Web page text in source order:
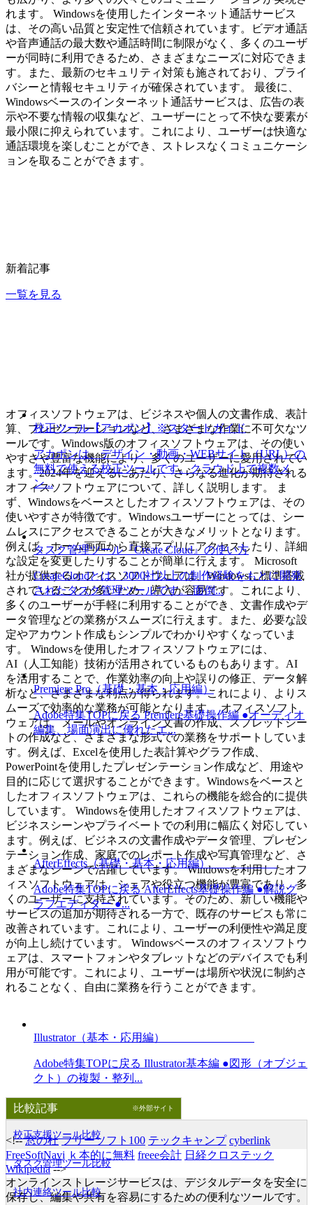
れます。 Windowsを使用したインターネット通話サービス
は、その高い品質と安定性で信頼されています。ビデオ通話
や音声通話の最大数や通話時間に制限がなく、多くのユーザ
ーが同時に利用できるため、さまざまなニーズに対応できま
す。また、最新のセキュリティ対策も施されており、プライ
バシーと情報セキュリティが確保されています。 最後に、
Windowsベースのインターネット通話サービスは、広告の表
示や不要な情報の収集など、ユーザーにとって不快な要素が
最小限に抑えられています。これにより、ユーザーは快適な
通話環境を楽しむことができ、ストレスなくコミュニケーシ
ョンを取ることができます。
オフィスソフトウェアは、ビジネスや個人の文書作成、表計
算、プレゼンテーションなど、さまざまな作業に不可欠なツ
ールです。Windows版のオフィスソフトウェアは、その使い
やすさや豊富な機能により、多くのユーザーに愛用されてい
ます。2024年を迎えるにあたり、さらなる進化が期待される
オフィスソフトウェアについて、詳しく説明します。 ま
ず、Windowsをベースとしたオフィスソフトウェアは、その
使いやすさが特徴です。Windowsユーザーにとっては、シー
ムレスにアクセスできることが大きなメリットとなります。
例えば、ホーム画面から直接アプリにアクセスしたり、詳細
な設定を変更したりすることが簡単に行えます。 Microsoft
社が提供するオフィスソフトウェアは、Windowsに標準搭載
されていることが多いため、導入が容易です。これにより、
多くのユーザーが手軽に利用することができ、文書作成やデ
ータ管理などの業務がスムーズに行えます。また、必要な設
定やアカウント作成もシンプルでわかりやすくなっていま
す。 Windowsを使用したオフィスソフトウェアには、
AI（人工知能）技術が活用されているものもあります。AI
を活用することで、作業効率の向上や誤りの修正、データ解
析など、さまざまな利点が得られます。これにより、よりス
ムーズで効率的な業務が可能となります。 オフィスソフト
ウェアは、メールやオンライン文書の作成、スプレッドシー
トの作成など、さまざまな形式での業務をサポートしていま
す。例えば、Excelを使用した表計算やグラフ作成、
PowerPointを使用したプレゼンテーション作成など、用途や
目的に応じて選択することができます。Windowsをベースと
したオフィスソフトウェアは、これらの機能を総合的に提供
しています。 Windowsを使用したオフィスソフトウェアは、
ビジネスシーンやプライベートでの利用に幅広く対応してい
ます。例えば、ビジネスの文書作成やデータ管理、プレゼン
テーション作成、家庭でのレポート作成や写真管理など、さ
まざまなシーンで活躍しています。 Windowsを利用したオフ
ィスソフトウェアは、シェアや役立つ機能が豊富であり、多
くのユーザーに支持されています。そのため、新しい機能や
サービスの追加が期待される一方で、既存のサービスも常に
改善されています。これにより、ユーザーの利便性や満足度
が向上し続けています。 Windowsベースのオフィスソフトウ
ェアは、スマートフォンやタブレットなどのデバイスでも利
用が可能です。これにより、ユーザーは場所や状況に制約さ
れることなく、自由に業務を行うことができます。
<!--窓の杜 フリーソフト100 テックキャンプ cyberlink
FreeSoftNavi ｋ本的に無料 freee会計 日経クロステック
Wikipedia-->
オンラインストレージサービスは、デジタルデータを安全に
保存し、編集や共有を容易にするための便利なツールです。
新着記事
一覧を見る
校正ツール【アカポン】※スタートガイド
アカポンは、デザイン・動画・WEBサイト（URL）の
無料で使える校正ツールです。クラウド上で複数メ
ン...
タスク管理ツール『Create Cloud』の使い方
CreateCloudとは、3000社以上の制作経験をもとに開発
されたタスク管理ツールです。 面倒...
Premiere Pro（基礎・基本・応用編）
Adobe特集TOPに戻る Premiere基礎操作編 ●オーディオ
編集、場面演出に優れたエ...
AfterEffects（基礎・基本・応用編）
Adobe特集TOPに戻る AfterEffects基礎操作編 ●解説グ
ラフエディター ●...
Illustrator（基本・応用編）
Adobe特集TOPに戻る Illustrator基本編 ●図形（オブジェ
クト）の複製・整列...
比較記事 ※外部サイト
校正支援ツール比較
タスク管理ツール比較
社内連絡ツール比較